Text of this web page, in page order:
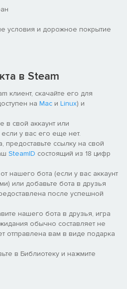
условия и дорожное покрытие
в Steam
клиент, скачайте его для
на Mac и Linux) и
в свой аккаунт или
у вас его еще нет.
ссылку на свой
SteamID состоящий из 18 цифр
нашего бота (если у вас аккаунт
или добавьте бота в друзья
после успешной
нашего бота в друзья, игра
обычно составляет не
отправлена вам в виде подарка
в Библиотеку и нажмите